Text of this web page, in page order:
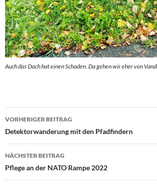
Auch das Dach hat einen Schaden. Da gehen wir eher von
Beitrags-
Navigation
VORHERIGER BEITRAG
Detektorwanderung mit den Pfadfindern
NÄCHSTER BEITRAG
Pflege an der NATO Rampe 2022